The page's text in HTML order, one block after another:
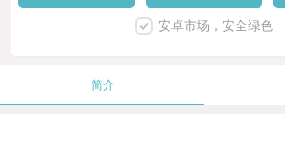
安卓市场，安全绿色
简介